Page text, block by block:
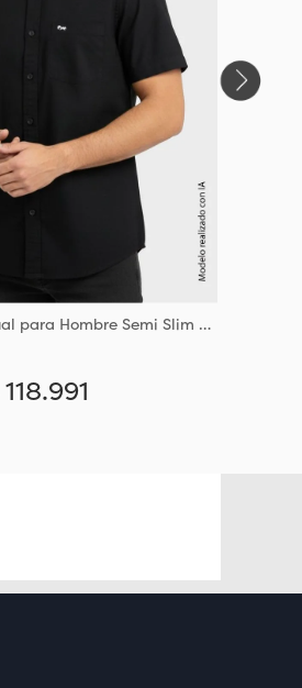
Camisa Casual para Hombre Semi Slim Fit Corte Ajustado Al Torso
118.991